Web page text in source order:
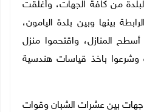
من كافة الجهات، وأغلقت
بينها وبين بلدة اليامون،
المنازل، واقتحموا منزل
وشرعوا باخذ قياسات هندسية
بين عشرات الشبان وقوات